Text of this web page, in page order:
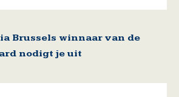
Brussels winnaar van de
nodigt je uit